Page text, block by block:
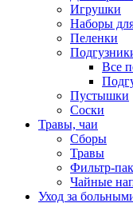
Игрушки
Наборы
Пеленки
Все
Пустышки
Соски
Травы, чаи
Сборы
Травы
Фильтр-
Чайные
Уход за